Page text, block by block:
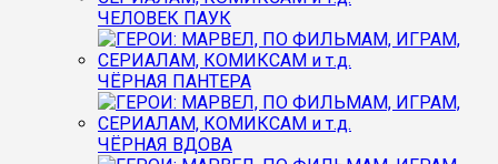
ЧЕЛОВЕК ПАУК
ЧЁРНАЯ ПАНТЕРА
ЧЁРНАЯ ВДОВА